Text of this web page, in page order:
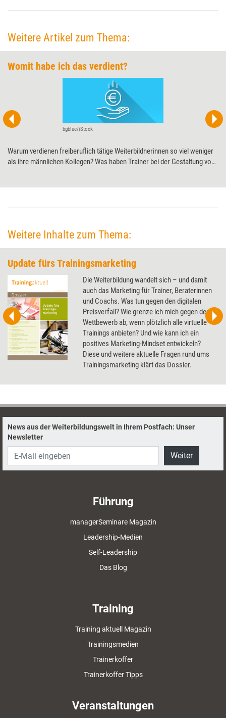
Weitere Artikel zum Thema:
Womit habe ich das verdient?
bgblue/iStock
Warum verdienen freiberuflich tätige Weiterbildnerinnen so viel weniger
als ihre männlichen Kollegen? Was haben Trainer bei der Gestaltung von
Weitere Inhalte zum Thema:
Update fürs Trainingsmarketing
Die Weiterbildung wandelt sich – und damit
auch das Marketing für Trainer, Beraterinnen
und Coachs. Was tun gegen den digitalen
Preisverfall? Wie grenze ich mich gegen den
Wettbewerb ab, wenn plötzlich alle virtuelle
Trainings anbieten? Und wie kann ich ein
positives Marketing-Mindset entwickeln?
Diese und weitere aktuelle Fragen rund ums
Trainingsmarketing klärt das Dossier.
News aus der Weiterbildungswelt in Ihrem Postfach: Unser
Newsletter
Weiter
Führung
managerSeminare Magazin
Leadership-Medien
Self-Leadership
Das Blog
Training
Training aktuell Magazin
Trainingsmedien
Trainerkoffer
Trainerkoffer Tipps
Veranstaltungen